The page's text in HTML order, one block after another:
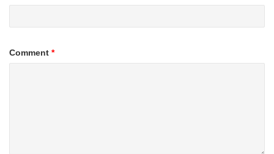
Comment *